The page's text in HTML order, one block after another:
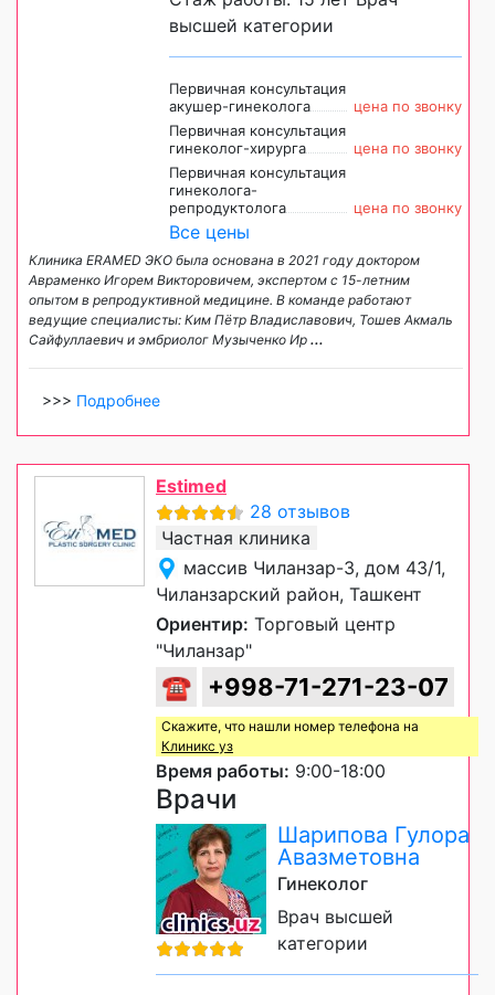
высшей категории
Первичная консультация
акушер-гинеколога
цена по звонку
Первичная консультация
гинеколог-хирурга
цена по звонку
Первичная консультация
гинеколога-
репродуктолога
цена по звонку
Все цены
Клиника ERAMED ЭКО была основана в 2021 году доктором
Авраменко Игорем Викторовичем, экспертом с 15-летним
опытом в репродуктивной медицине. В команде работают
ведущие специалисты: Ким Пётр Владиславович, Тошев Акмаль
Сайфуллаевич и эмбриолог Музыченко Ир ...
>>> Подробнее
Estimed
28 отзывов
Частная клиника
массив Чиланзар-3, дом 43/1,
Чиланзарский район, Ташкент
Ориентир: Торговый центр
"Чиланзар"
☎ +998-71-271-23-07
Скажите, что нашли номер телефона на
Клиникс уз
Время работы: 9:00-18:00
Врачи
Шарипова Гулора
Авазметовна
Гинеколог
Врач высшей
категории